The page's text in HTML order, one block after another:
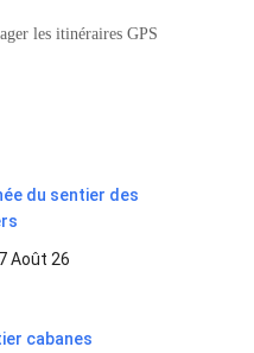
les itinéraires GPS
du sentier des
7 Août 26
cabanes